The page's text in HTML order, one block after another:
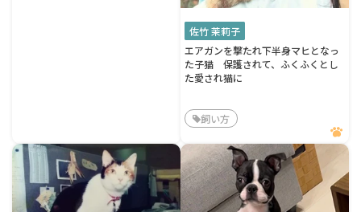
佐竹 茉莉子
エアガンを撃たれ下半身マヒとなっ
た子猫 保護されて、ふくふくとし
た愛され猫に
飼い方